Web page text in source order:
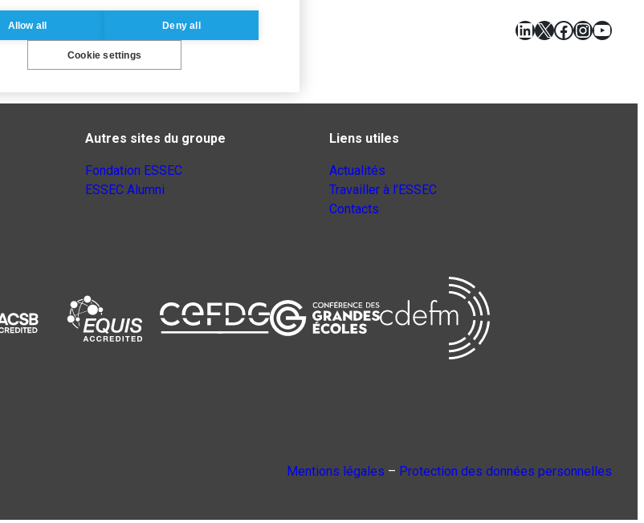
LinkedIn
X Facebook
Autres sites du groupe
Fondation ESSEC
ESSEC Alumni
Liens utiles
Actualités
Travailler à l’ESSEC
Contacts
Mentions légales – Protection des données personnelles
Allow all Deny all
Cookie settings